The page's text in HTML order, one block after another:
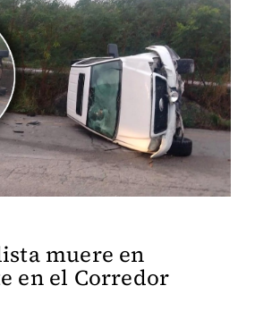
muere en
en el Corredor